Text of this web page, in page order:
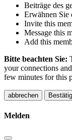
Beiträge des
Erwähnen Sie
Invite this
Message this
Add this
Bitte beachten Sie:
your connections
few minutes for this
Melden